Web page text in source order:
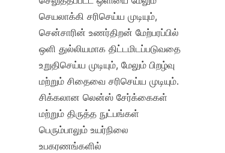
செயலாக்கி சரிசெய்ய முடியும்,
சென்சாரின் உணர்திறன் மேற்பரப்பில்
ஒளி துல்லியமாக திட்டமிடப்படுவதை
உறுதிசெய்ய முடியும், மேலும் பிறழ்வு
மற்றும் சிதைவை சரிசெய்ய முடியும்.
சிக்கலான லென்ஸ் சேர்க்கைகள்
மற்றும் திருத்த நுட்பங்கள்
பெரும்பாலும் உயர்நிலை
உபகரணங்களில்